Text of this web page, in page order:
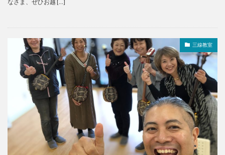
なさま、ぜひお越 […]
三線教室